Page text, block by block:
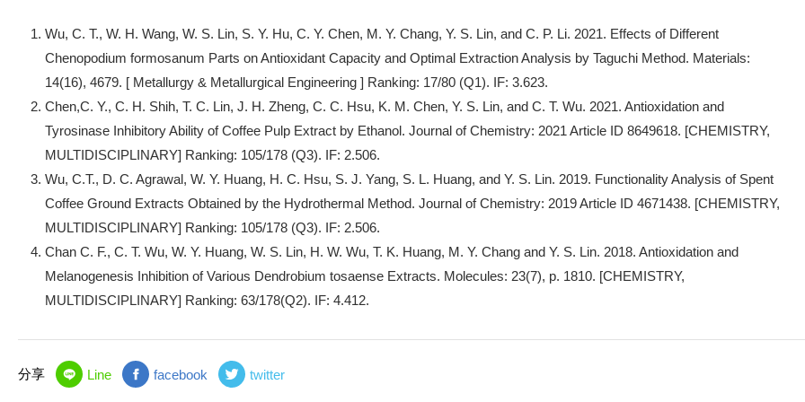
Wu, C. T., W. H. Wang, W. S. Lin, S. Y. Hu, C. Y. Chen, M. Y. Chang, Y. S. Lin, and C. P. Li. 2021. Effects of Different
Chenopodium formosanum Parts on Antioxidant Capacity and Optimal Extraction Analysis by Taguchi Method. Materials:
14(16), 4679. [ Metallurgy & Metallurgical Engineering ] Ranking: 17/80 (Q1). IF: 3.623.
Chen,C. Y., C. H. Shih, T. C. Lin, J. H. Zheng, C. C. Hsu, K. M. Chen, Y. S. Lin, and C. T. Wu. 2021. Antioxidation and
Tyrosinase Inhibitory Ability of Coffee Pulp Extract by Ethanol. Journal of Chemistry: 2021 Article ID 8649618. [CHEMISTRY,
MULTIDISCIPLINARY] Ranking: 105/178 (Q3). IF: 2.506.
Wu, C.T., D. C. Agrawal, W. Y. Huang, H. C. Hsu, S. J. Yang, S. L. Huang, and Y. S. Lin. 2019. Functionality Analysis of Spent
Coffee Ground Extracts Obtained by the Hydrothermal Method. Journal of Chemistry: 2019 Article ID 4671438. [CHEMISTRY,
MULTIDISCIPLINARY] Ranking: 105/178 (Q3). IF: 2.506.
Chan C. F., C. T. Wu, W. Y. Huang, W. S. Lin, H. W. Wu, T. K. Huang, M. Y. Chang and Y. S. Lin. 2018. Antioxidation and
Melanogenesis Inhibition of Various Dendrobium tosaense Extracts. Molecules: 23(7), p. 1810. [CHEMISTRY,
MULTIDISCIPLINARY] Ranking: 63/178(Q2). IF: 4.412.
分享 Line facebook twitter